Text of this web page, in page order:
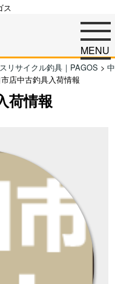
ス
MENU
リサイクル釣具｜PAGOS > 中
店中古釣具入荷情報
荷情報